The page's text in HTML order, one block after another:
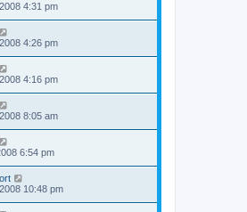
4:31 pm
4:26 pm
4:16 pm
8:05 am
6:54 pm
10:48 pm